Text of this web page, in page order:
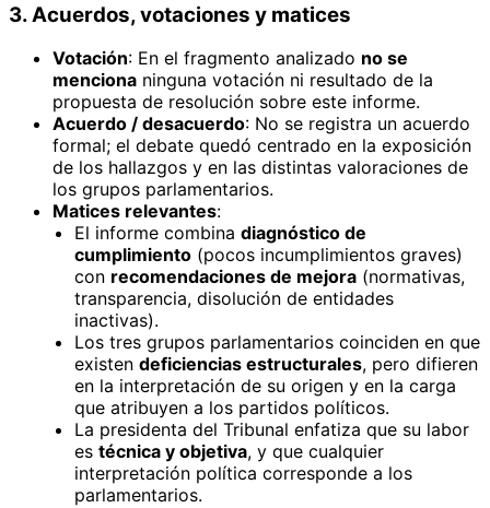
3. Acuerdos, votaciones y matices
Votación: En el fragmento analizado no se
menciona ninguna votación ni resultado de la
propuesta de resolución sobre este informe.
Acuerdo / desacuerdo: No se registra un acuerdo
formal; el debate quedó centrado en la exposición
de los hallazgos y en las distintas valoraciones de
los grupos parlamentarios.
Matices relevantes:
El informe combina diagnóstico de
cumplimiento (pocos incumplimientos graves)
con recomendaciones de mejora (normativas,
transparencia, disolución de entidades
inactivas).
Los tres grupos parlamentarios coinciden en que
existen deficiencias estructurales, pero difieren
en la interpretación de su origen y en la carga
que atribuyen a los partidos políticos.
La presidenta del Tribunal enfatiza que su labor
es técnica y objetiva, y que cualquier
interpretación política corresponde a los
parlamentarios.